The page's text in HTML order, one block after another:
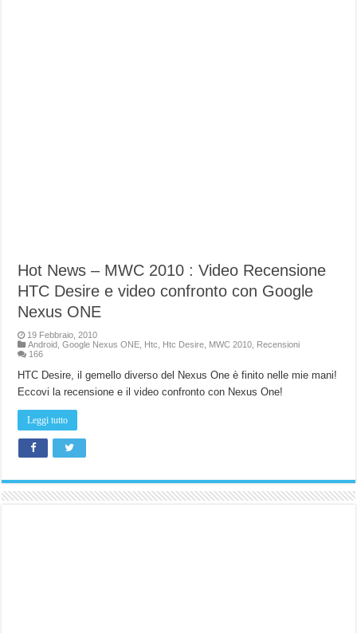
Hot News – MWC 2010 : Video Recensione
HTC Desire e video confronto con Google
Nexus ONE
19 Febbraio, 2010
Android ,Google Nexus ONE Htc Htc Desire MWC 2010 Recensioni
166
HTC Desire, il gemello diverso del Nexus One è finito nelle mie mani!
Eccovi la recensione e il video confronto con Nexus One!
Leggi tutto